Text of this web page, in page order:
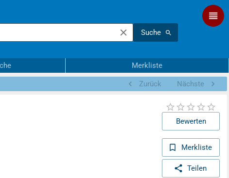
Suche
Merkliste
Zurück Nächste
Bewerten
Merkliste
Teilen